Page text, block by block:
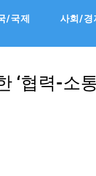
/국제 사회/경
‘협력-소